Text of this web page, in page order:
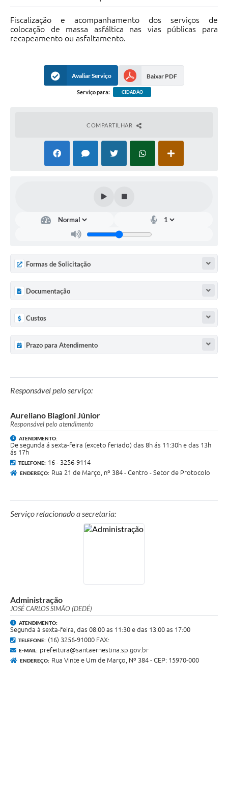
Fiscalização e acompanhamento dos serviços de
colocação de massa asfáltica nas vias públicas para
recapeamento ou asfaltamento.
Avaliar Serviço Baixar PDF
Serviço para: CIDADÃO
COMPARTILHAR
Formas de Solicitação
Documentação
Custos
Prazo para Atendimento
Responsável pelo serviço:
Aureliano Biagioni Júnior
Responsável pelo atendimento
ATENDIMENTO:
De segunda á sexta-feira (exceto feriado) das 8h ás 11:30h e das 13h
ás 17h
TELEFONE: 16 - 3256-9114
ENDEREÇO: Rua 21 de Março, nº 384 - Centro - Setor de Protocolo
Serviço relacionado a secretaria:
Administração
JOSÉ CARLOS SIMÃO (DEDÉ)
ATENDIMENTO:
Segunda à sexta-feira, das 08:00 as 11:30 e das 13:00 as 17:00
TELEFONE: (16) 3256-91000 FAX:
E-MAIL: prefeitura@santaernestina.sp.gov.br
ENDEREÇO: Rua Vinte e Um de Março, Nº 384 - CEP: 15970-000